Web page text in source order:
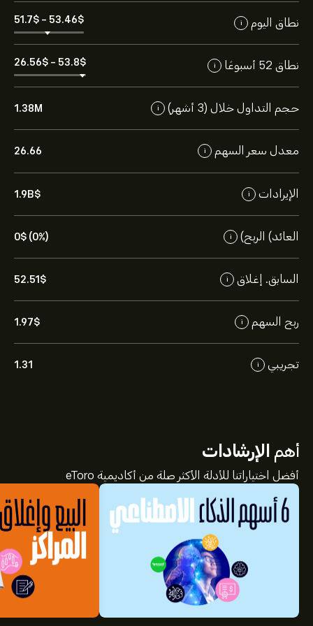
نطاق اليوم i
51.7‎$‎ - 53.46‎$‎
نطاق 52 أسبوعًا i
26.56‎$‎ - 53.8‎$‎
حجم التداول خلال (3 أشهر) i
1.38M
معدل سعر السهم i
26.66
الإيرادات i
1.9B‎$‎
العائد) الربح) i
0‎$‎ (0%)
السابق. إغلاق i
52.51‎$‎
ربح السهم i
1.97‎$‎
تجريبي i
1.31
أهم الإرشادات
أفضل اختياراتنا للأدلة الأكثر صلة من أكاديمية eToro